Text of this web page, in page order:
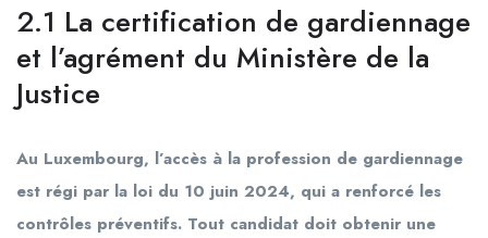
2.1 La certification de gardiennage
et l’agrément du Ministère de la
Justice
Au Luxembourg, l’accès à la profession de gardiennage
est régi par la loi du 10 juin 2024, qui a renforcé les
contrôles préventifs. Tout candidat doit obtenir une